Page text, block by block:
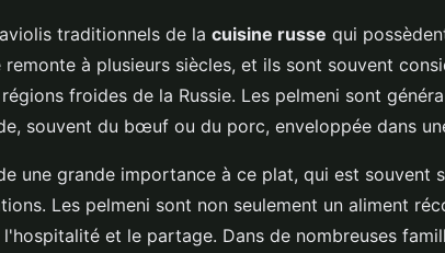
traditionnels de la cuisine russe qui
à plusieurs siècles, et ils sont souvent
froides de la Russie. Les pelmeni sont
souvent du bœuf ou du porc, enveloppée dans
une grande importance à ce plat, qui est souvent
Les pelmeni sont non seulement un aliment
et le partage. Dans de nombreuses